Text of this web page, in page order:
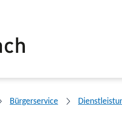
Bürgerservice